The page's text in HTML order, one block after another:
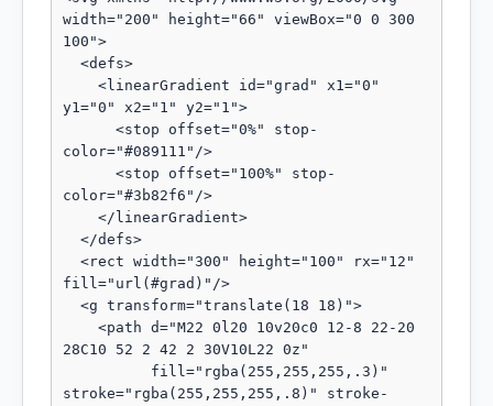
width="200" height="66" viewBox="0 0 300
100">
y1="0" x2="1" y2="1">
color="#089111"/>
color="#3b82f6"/>
fill="url(#grad)"/>
28C10 52 2 42 2 30V10L22 0z"
stroke="rgba(255,255,255,.8)" stroke-